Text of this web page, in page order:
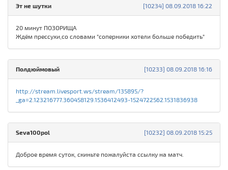
[10234] 08.09.2018 16:22
Эт не шутки
20 минут ПОЗОРИЩА
Ждём прессухи,со словами "соперники хотели больше победить"
[10233] 08.09.2018 16:16
Полдюймовый
http://stream.livesport.ws/stream/135895/?
_ga=2.123216777.360458129.1536412493-1524722562.1531836938
[10232] 08.09.2018 15:25
Seva100pol
Доброе время суток, скиньте пожалуйста ссылку на матч.